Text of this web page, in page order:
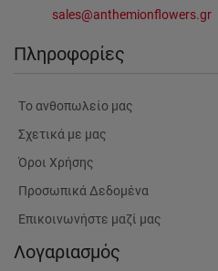
sales@anthemionflowers.gr
Πληροφορίες
Tο ανθοπωλείο μας
Σχετικά με μας
Όροι Χρήσης
Προσωπικά Δεδομένα
Επικοινωνήστε μαζί μας
Λογαριασμός